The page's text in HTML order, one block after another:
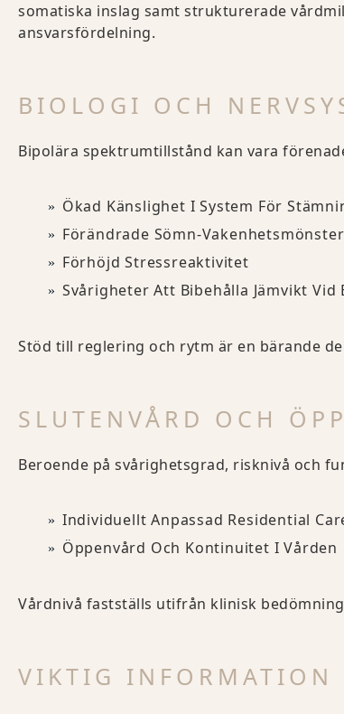
somatiska inslag samt strukturerade
ansvarsfördelning.
BIOLOGI OCH
Bipolära spektrumtillstånd kan vara
Ökad Känslighet I System För
Förändrade Sömn-
Förhöjd Stressreaktivitet
Svårigheter Att Bibehålla Jämvikt Vid
Stöd till reglering och rytm är en bärande
SLUTENVÅRD OCH
Beroende på svårighetsgrad, risknivå och
Individuellt Anpassad Residential
Öppenvård Och Kontinuitet I Vården
Vårdnivå fastställs utifrån klinisk
VIKTIG INFORMATION